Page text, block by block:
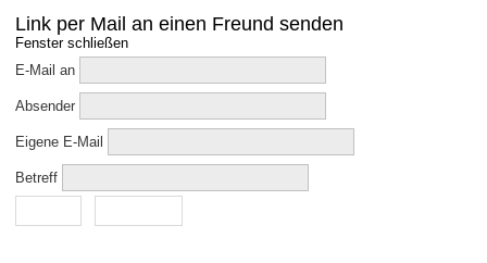
Link per Mail an einen Freund senden
Fenster schließen
E-Mail an
Absender
Eigene E-Mail
Betreff